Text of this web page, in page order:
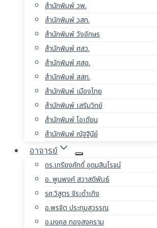
สำนักพิมพ์ วพ.
สำนักพิมพ์ วสท.
สำนักพิมพ์ วังอักษร
สำนักพิมพ์ ศสว.
สำนักพิมพ์ ศสอ.
สำนักพิมพ์ สสท.
สำนักพิมพ์ เมืองไทย
สำนักพิมพ์ เสริมวิทย์
สำนักพิมพ์ โอเดียน
สำนักพิมพ์ ณัฐฐินีย์
อาจารย์
ดร.เกรียงศักดิ์ อุดมสินโรจน์
อ. พูนพงศ์ สวาสดิพันธ์
รศ.วิสูตร จิระดำเกิง
อ.พรจิต ประทุมสุวรรณ
อ.มงคล ทองสงคราม